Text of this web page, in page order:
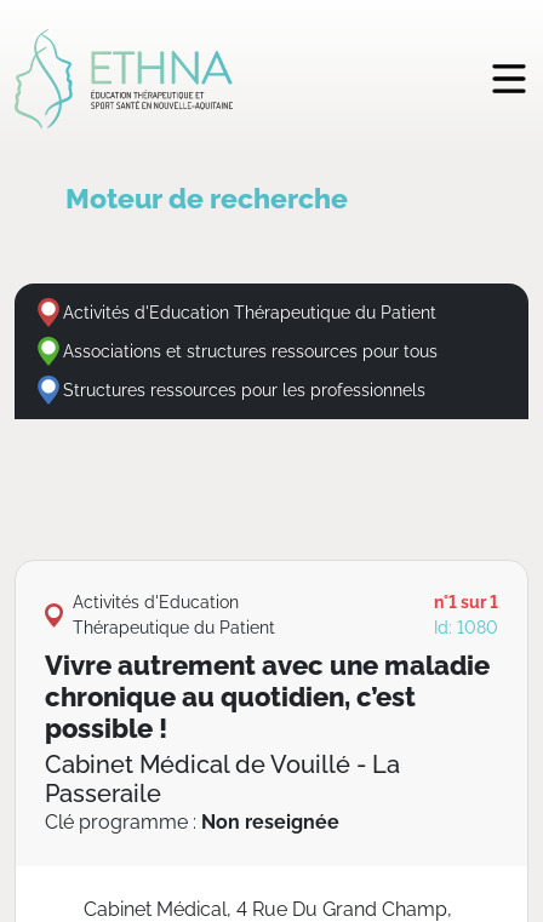
Moteur de recherche
Activités d'Education Thérapeutique du Patient
Associations et structures ressources pour tous
Structures ressources pour les professionnels
Activités d'Education
Thérapeutique du Patient
n°1 sur 1
Id: 1080
Vivre autrement avec une maladie
chronique au quotidien, c’est
possible !
Cabinet Médical de Vouillé - La
Passeraile
Clé programme : Non reseignée
Cabinet Médical, 4 Rue Du Grand Champ,